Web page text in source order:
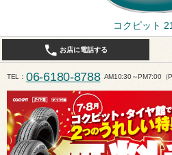
コクピット
お店に電話する
TEL 06-6180-8788 AM10:30～PM7:00（